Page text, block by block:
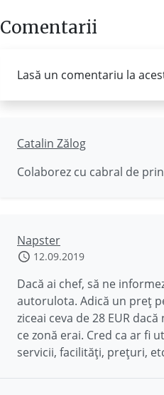
Comentarii
Lasă un comentariu la
Catalin Zălog
Colaborez cu cabral de
Napster
12.09.2019
Dacă ai chef, să ne
autorulota. Adică un preț
ziceai ceva de 28 EUR
ce zonă erai. Cred ca ar fi
servicii, facilități, prețuri,